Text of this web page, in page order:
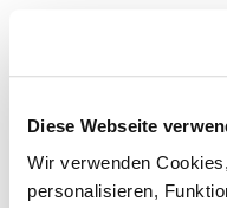
Diese Webseite
Wir verwenden
personalisieren,